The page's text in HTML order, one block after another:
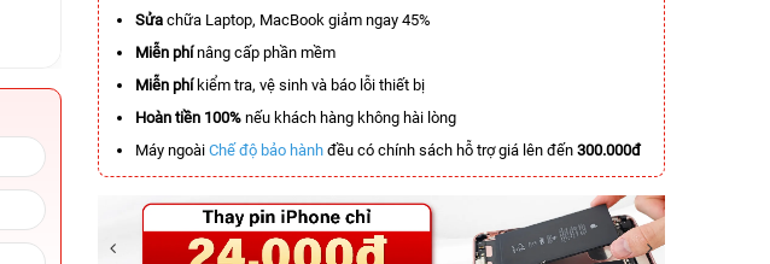
Sửa chữa Laptop, MacBook giảm ngay 45%
Miễn phínâng cấp phần mềm
Miễn phíkiểm tra, vệ sinh và báo lỗi thiết bị
Hoàn tiền 100% nếu khách hàng không hài lòng
Máy ngoài Chế độ bảo hành đều có chính sách hỗ trợ giá lên đến 300.000đ